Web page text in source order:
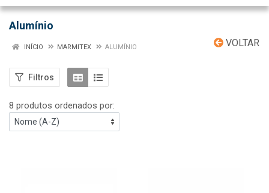
Alumínio
VOLTAR
INÍCIO MARMITEX ALUMÍNIO
Filtros
8 produtos ordenados por: